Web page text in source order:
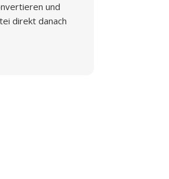
und
direkt danach